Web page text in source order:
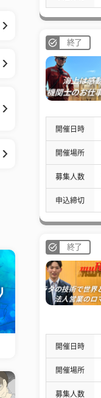
終了
開催日時
開催場所
募集人数
申込締切
終了
開催日時
開催場所
募集人数